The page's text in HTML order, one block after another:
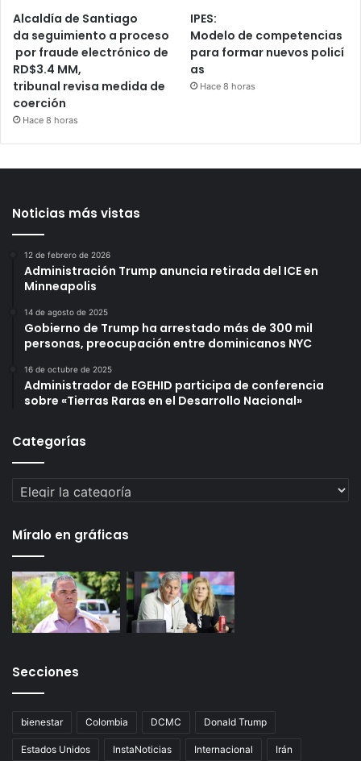
Alcaldía de Santiago
da seguimiento a proceso
por fraude electrónico de
RD$3.4 MM,
tribunal revisa medida de
coerción
Hace 8 horas
IPES:
Modelo de competencias
para formar nuevos policí
as
Hace 8 horas
Noticias más vistas
12 de febrero de 2026
Administración Trump anuncia retirada del ICE en
Minneapolis
14 de agosto de 2025
Gobierno de Trump ha arrestado más de 300 mil
personas, preocupación entre dominicanos NYC
16 de octubre de 2025
Administrador de EGEHID participa de conferencia
sobre «Tierras Raras en el Desarrollo Nacional»
Categorías
Categorías
Míralo en gráficas
Secciones
bienestar Colombia DCMC Donald Trump
Estados Unidos InstaNoticias Internacional Irán